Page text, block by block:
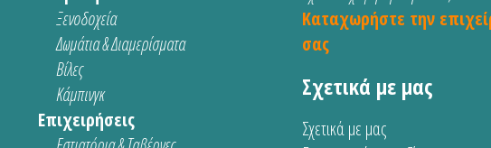
Ξενοδοχεία
Δωμάτια & Διαμερίσματα
Βίλες
Κάμπινγκ
Επιχειρήσεις
Καταχωρήστε την
σας
Σχετικά με μας
Σχετικά με μας